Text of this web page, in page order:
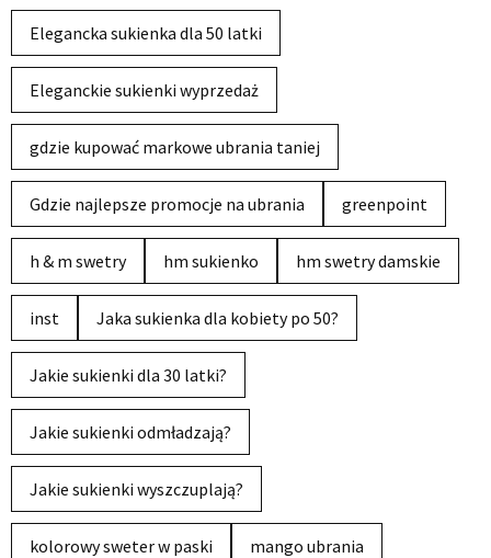
Elegancka sukienka dla 50 latki
Eleganckie sukienki wyprzedaż
gdzie kupować markowe ubrania taniej
Gdzie najlepsze promocje na ubrania greenpoint
h & m swetry hm sukienko hm swetry damskie
inst Jaka sukienka dla kobiety po 50?
Jakie sukienki dla 30 latki?
Jakie sukienki odmładzają?
Jakie sukienki wyszczuplają?
kolorowy sweter w paski mango ubrania